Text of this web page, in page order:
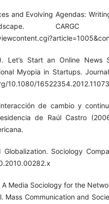
and Evolving Agendas:
CARGC
Start an Online News
Myopia in Startups.
10.1080/
de cambio y
de Raúl Castro
Globalization. Sociology
A Media Sociology for the
Mass Communication and